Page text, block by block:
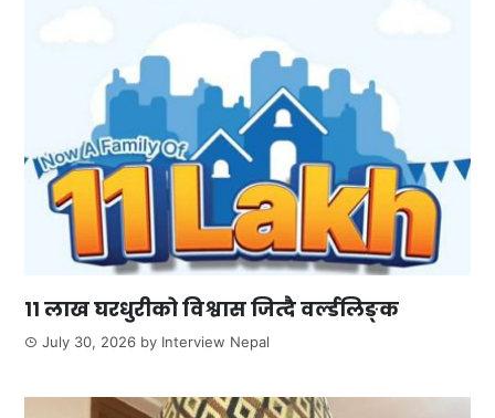
११ लाख घरधुरीको विश्वास जित्दै वर्ल्डलिङ्क
July 30, 2026 by Interview Nepal